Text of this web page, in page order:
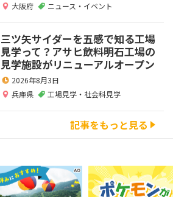
大阪府
ニュース・イベント
三ツ矢サイダーを五感で知る工場
見学って？アサヒ飲料明石工場の
見学施設がリニューアルオープン
2026年8月3日
兵庫県
工場見学・社会科見学
記事をもっと見る